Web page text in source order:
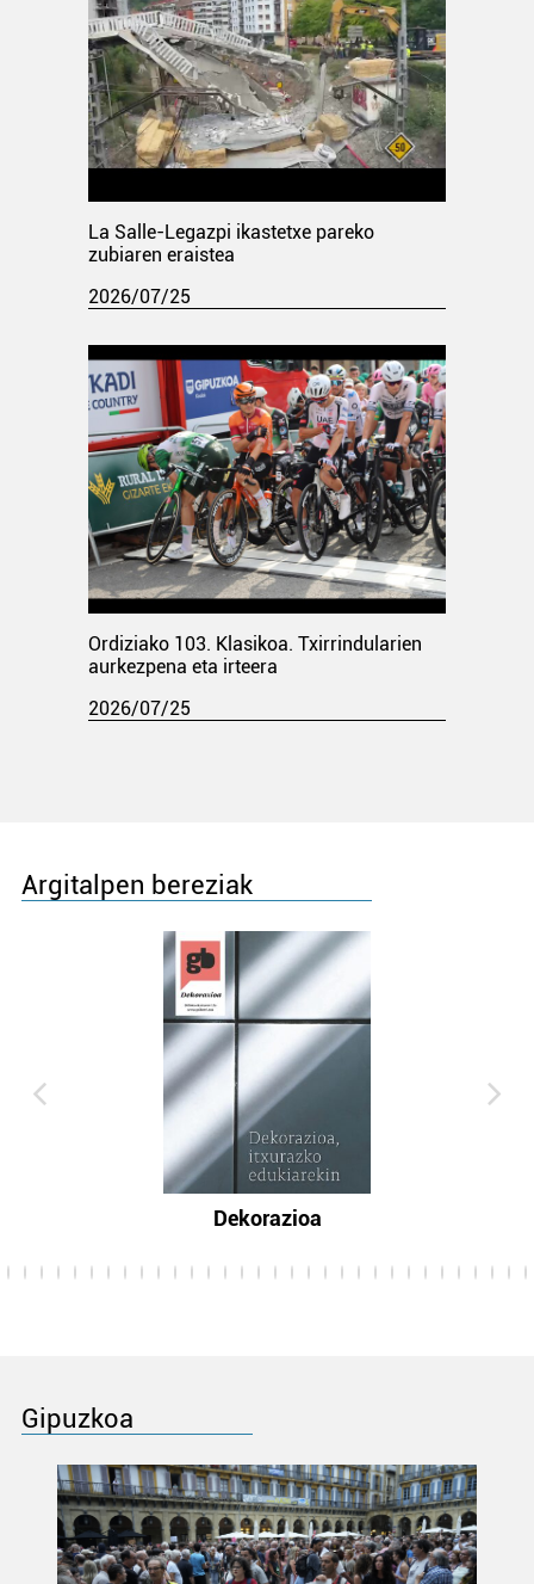
La Salle-Legazpi ikastetxe pareko
zubiaren eraistea
2026/07/25
Ordiziako 103. Klasikoa. Txirrindularien
aurkezpena eta irteera
2026/07/25
Argitalpen bereziak
Dekorazioa
Gipuzkoa